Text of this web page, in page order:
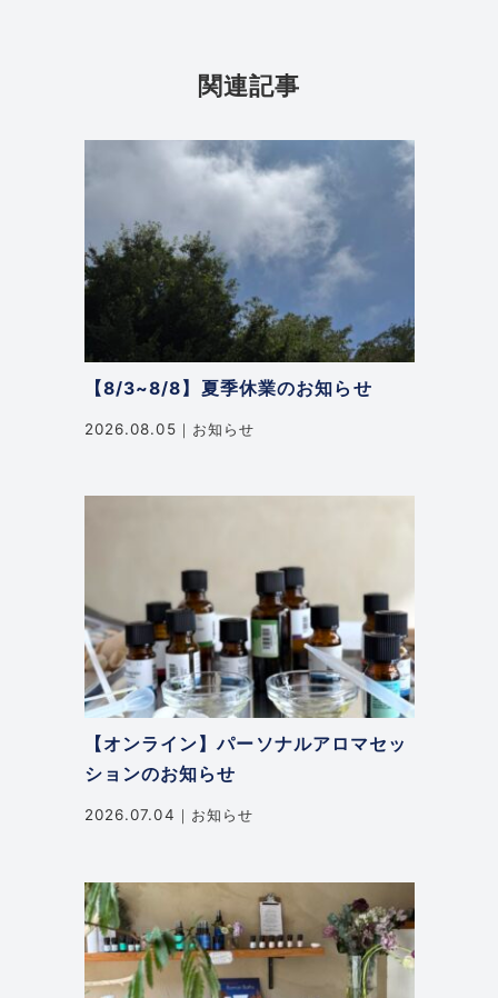
関連記事
【8/3~8/8】夏季休業のお知らせ
2026.08.05 お知らせ
【オンライン】パーソナルアロマセッ
ションのお知らせ
2026.07.04 お知らせ